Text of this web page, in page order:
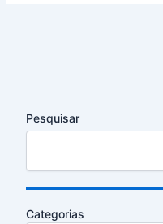
Pesquisar
Categorias